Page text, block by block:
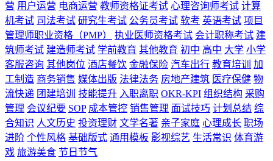
营 用户运营 电商运营 教师资格证考试 心理咨询师考试 计算
机考试 司法考试 研究生考试 公务员考试 软考 英语考试 项目
管理师职业资格（PMP）
执业医师资格考试 会计职称考试 建
筑师考试 建造师考试 学前教育 其他教育 初中 高中 大学 小学
客服咨询 其他岗位 酒店餐饮 金融保险 汽车出行 教育培训
加
工制造 商务销售 媒体出版 法律法务 房地产建筑 医疗保健 物
流快递 团建培训 技能提升 入职离职 OKR-KPI 组织结构 采购
管理 会议纪要 SOP 成本管控 销售管理 面试技巧 计划总结 综
合知识 人文历史 投资理财 文学名著 亲子家庭 心理成长 职场
进阶 个性风格 基础版式 通用模板 影视综艺 生活常识 体育游
戏 旅游美食 节日节气